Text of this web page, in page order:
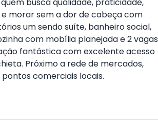
busca qualidade, praticidade,
morar sem a dor de cabeça com
um sendo suíte, banheiro social,
com mobília planejada e 2 vagas
fantástica com excelente acesso
Próximo a rede de mercados,
comerciais locais.